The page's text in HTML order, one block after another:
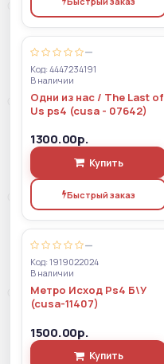
—
Код: 4447234191
В наличии
Одни из нас / The Last of
Us ps4 (cusa - 07642)
1300.00р.
Купить
Быстрый заказ
—
Код: 1919022024
В наличии
Метро Исход Ps4 Б\У
(cusa-11407)
1500.00р.
Купить